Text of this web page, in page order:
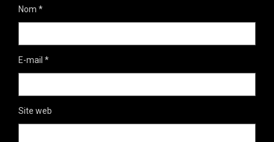
Nom *
E-mail *
Site web